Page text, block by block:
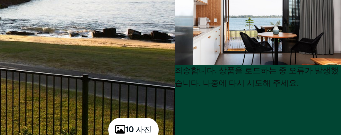
10 사진
Product
List
Product
List
죄송합니다. 상품을 로드하는 중 오류가 발생했
습니다. 나중에 다시 시도해 주세요.